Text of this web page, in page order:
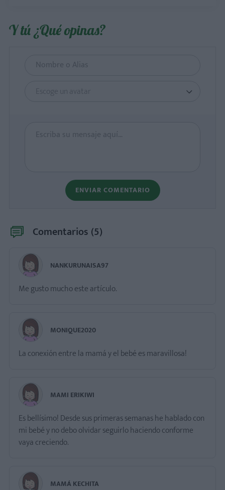
Y tú ¿Qué opinas?
Escoge un avatar
ENVIAR COMENTARIO
Comentarios (5)
NANKURUNAISA97
Me gusto mucho este artículo.
MONIQUE2020
La conexión entre la mamá y el bebé es maravillosa!
MAMI ERIKIWI
Es bellísimo! Desde sus primeras semanas he hablado con
mi bebé y no debo olvidar seguirlo haciendo conforme
vaya creciendo.
MAMÁ KECHITA